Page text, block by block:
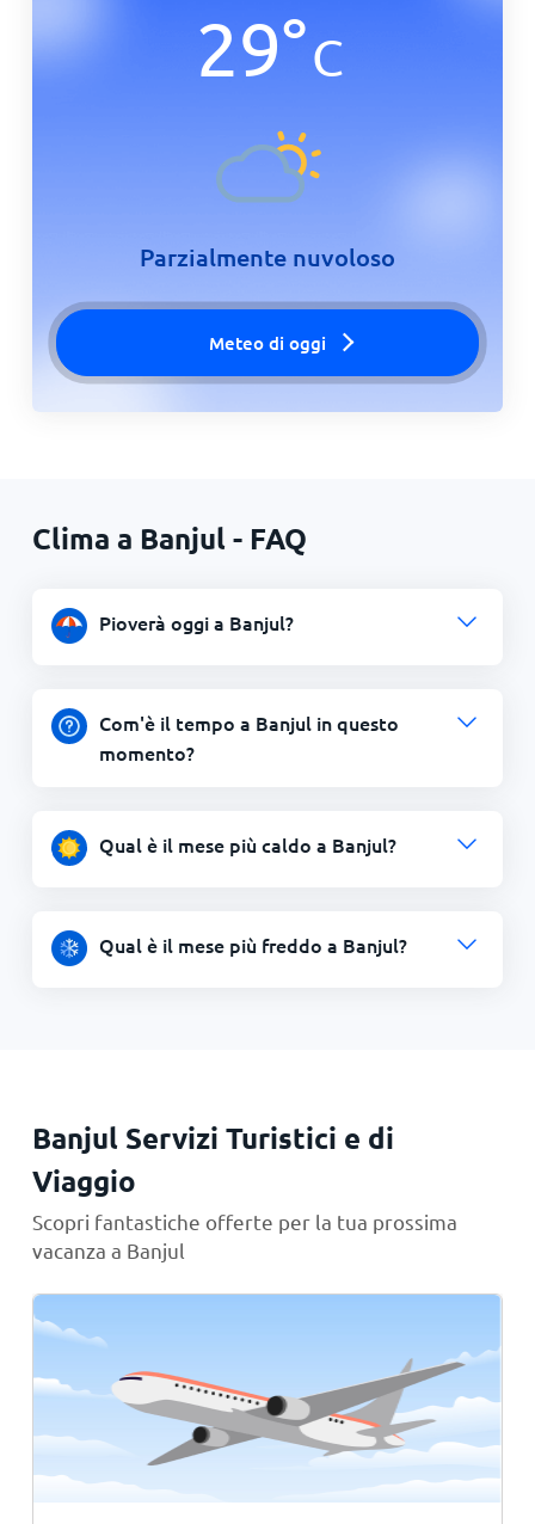
29°C
Parzialmente nuvoloso
Meteo di oggi
Clima a Banjul - FAQ
Pioverà oggi a Banjul?
Com'è il tempo a Banjul in questo
momento?
Qual è il mese più caldo a Banjul?
Qual è il mese più freddo a Banjul?
Banjul Servizi Turistici e di
Viaggio
Scopri fantastiche offerte per la tua prossima
vacanza a Banjul